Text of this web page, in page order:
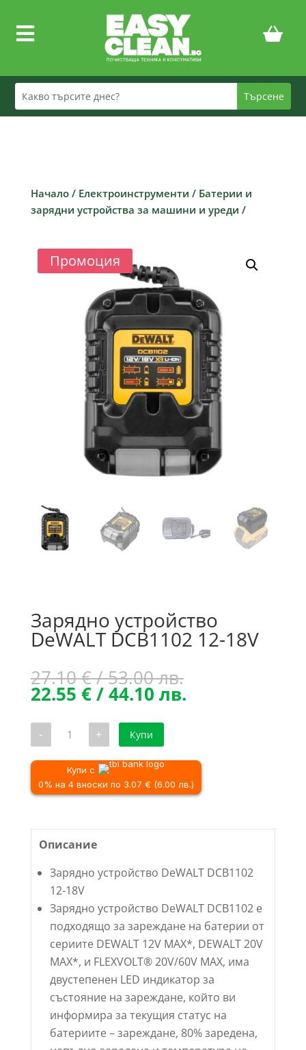

Начало/ Електроинструменти / Батерии и
зарядни устройства за машини и уреди /
Промоция
Зарядно устройство
DeWALT DCB1102 12-18V
27.10€/ 53.00 лв.Original
price
was:
53.00 лв..
22.55 €/ 44.10 лв.Текущата
цена
/
44.10 лв..
- количество
Зарядно
устройство
DeWALT
DCB1102
12-
+ Купи
Купи с
0% на 4 вноски по 3.07 € (6.00 лв.)
Описание
Зарядно устройство DeWALT DCB1102
12-18V
Зарядно устройство DeWALT DCB1102 е
подходящо за зареждане на батерии от
сериите DEWALT 12V MAX*, DEWALT 20V
MAX*, и FLEXVOLT® 20V/60V MAX, има
двустепенен LED индикатор за
състояние на зареждане, който ви
информира за текущия статус на
батериите – зареждане, 80% заредена,